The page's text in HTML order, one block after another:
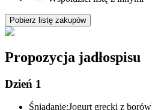
Pobierz listę zakupów
Propozycja jadłospisu
Dzień 1
Śniadanie:Jogurt grecki z